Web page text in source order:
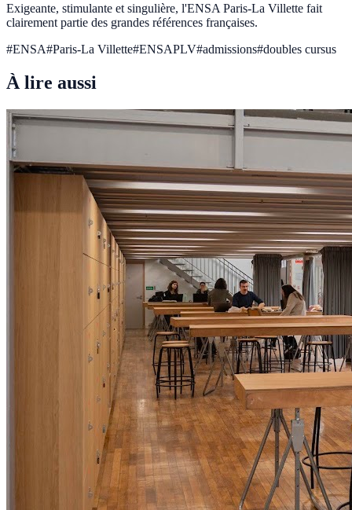
Exigeante, stimulante et singulière, l'ENSA Paris-La Villette fait
clairement partie des grandes références françaises.
#ENSA#Paris-La Villette#ENSAPLV#admissions#doubles cursus
À lire aussi